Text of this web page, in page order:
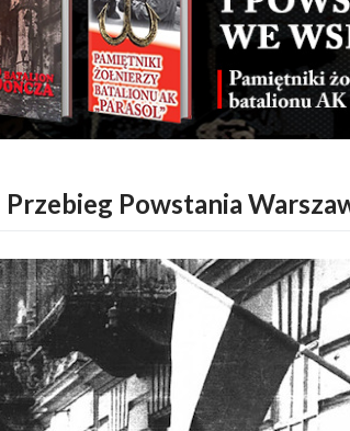
Przebieg Powstania